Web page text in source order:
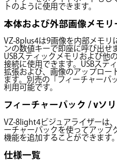
トのように使用できます。
本体および外部画像メモリ
VZ-8plus4は9画像を内部メモリ
ンの数値キーで即座に呼び出せ
USBスティックメモリおよび他
接続に使用できます。USBステ
拡張および、画像のアップロー
ます。別売の「フィーチャーパ
利用可能です。
フィーチャーパック / vソ
VZ-8light4ビジュアライザーは
ーチャーパックを使ってアップ
機能を追加することができます。
仕様一覧